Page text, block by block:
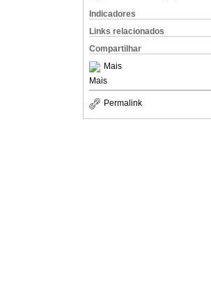
Indicadores
Links relacionados
Compartilhar
Mais
Mais
Permalink